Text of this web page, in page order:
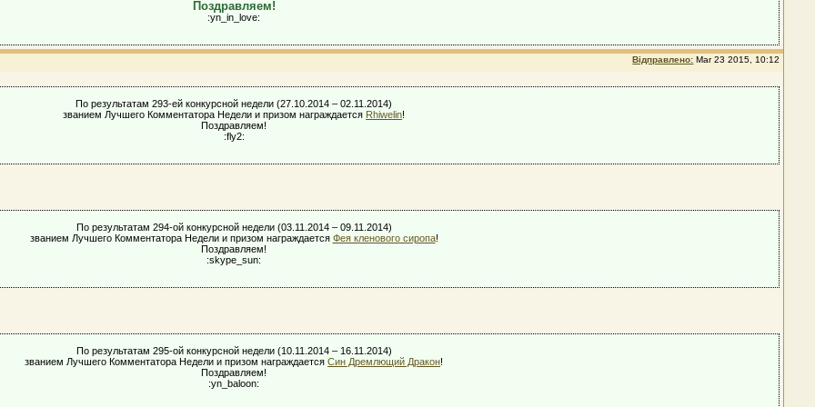
Поздравляем!
:yn_in_love:
Відправлено: Mar 23 2015, 10:12
По результатам 293-ей конкурсной недели (27.10.2014 – 02.11.2014)
званием Лучшего Комментатора Недели и призом награждается Rhiwelin!
Поздравляем!
:fly2:
По результатам 294-ой конкурсной недели (03.11.2014 – 09.11.2014)
званием Лучшего Комментатора Недели и призом награждается Фея кленового сиропа!
Поздравляем!
:skype_sun:
По результатам 295-ой конкурсной недели (10.11.2014 – 16.11.2014)
званием Лучшего Комментатора Недели и призом награждаетсяСин Дремлющий Дракон!
Поздравляем!
:yn_baloon: